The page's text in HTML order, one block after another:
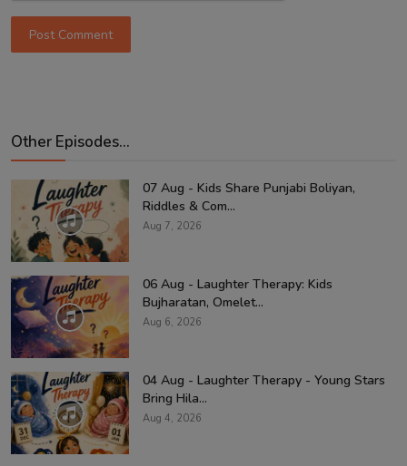
Post Comment
Other Episodes...
07 Aug - Kids Share Punjabi Boliyan,
Riddles & Com...
Aug 7, 2026
06 Aug - Laughter Therapy: Kids
Bujharatan, Omelet...
Aug 6, 2026
04 Aug - Laughter Therapy - Young Stars
Bring Hila...
Aug 4, 2026